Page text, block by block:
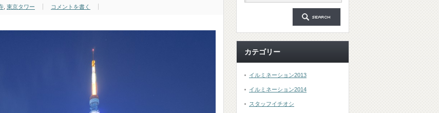
東京タワー コメントを書く
カテゴリー
イルミネーション2013
イルミネーション2014
スタッフイチオシ